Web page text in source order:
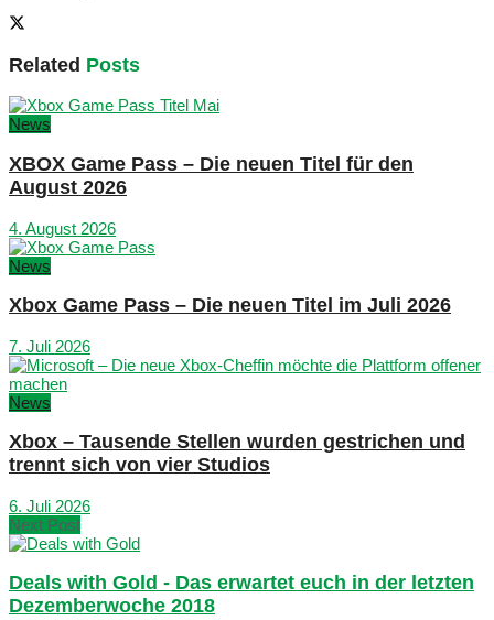
Related Posts
News
XBOX Game Pass – Die neuen Titel für den
August 2026
4. August 2026
News
Xbox Game Pass – Die neuen Titel im Juli 2026
7. Juli 2026
News
Xbox – Tausende Stellen wurden gestrichen und
trennt sich von vier Studios
6. Juli 2026
Next Post
Deals with Gold - Das erwartet euch in der letzten
Dezemberwoche 2018